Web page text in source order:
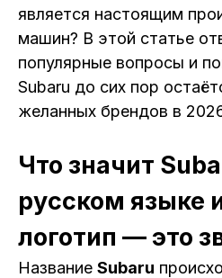
является настоящим
машин? В этой статье
популярные вопросы и
Subaru до сих пор
желанных брендов в
Что значит
русском языке
логотип — это
Название Subaru